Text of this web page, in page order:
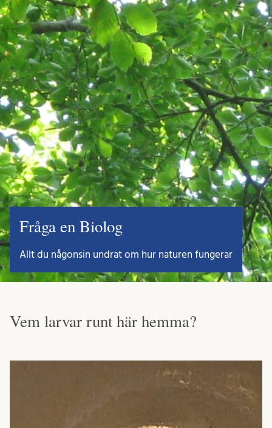
Fråga en Biolog
Allt du någonsin undrat om hur naturen fungerar
Vem larvar runt här hemma?